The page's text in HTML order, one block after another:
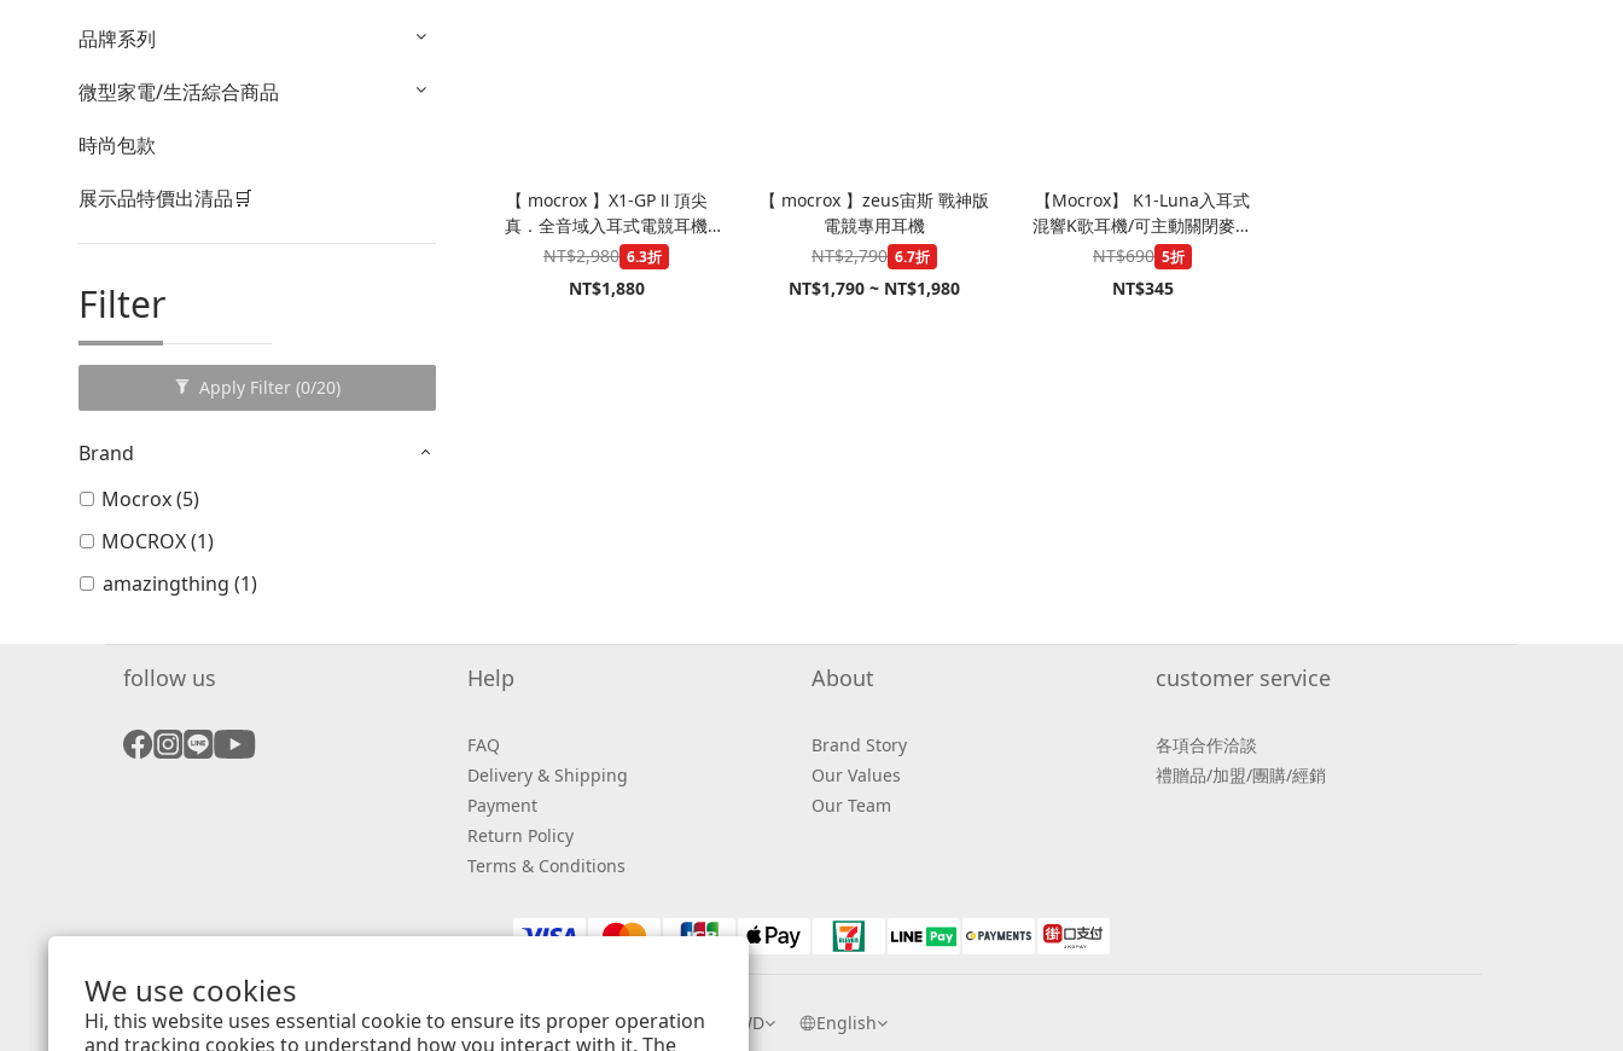
We use cookies
Hi, this website uses essential cookie to ensure its proper operation
and tracking cookies to understand how you interact with it. The
品牌系列
微型家電/生活綜合商品
時尚包款
展示品特價出清品🛒
Filter
Apply Filter (0/20)
Brand
Mocrox (5)
MOCROX (1)
amazingthing (1)
【 mocrox 】X1-GP Ⅱ 頂尖
真．全音域入耳式電競耳機
3.5mm 音源接孔｜聽聲辨位｜
抗噪線控麥克風｜PUBG指定
比賽款
NT$2,980 6.3折
NT$1,880
【 mocrox 】zeus宙斯 戰神版
電競專用耳機
NT$2,790 6.7折
NT$1,790 ~ NT$1,980
【Mocrox】 K1-Luna入耳式
混響K歌耳機/可主動關閉麥克
風/可調EQ模式
NT$690 5折
NT$345
follow us Help
FAQ
Delivery & Shipping
Payment
Return Policy
Terms & Conditions
About
Brand Story
Our Values
Our Team
customer service
各項合作洽談
禮贈品/加盟/團購/經銷
TWD English